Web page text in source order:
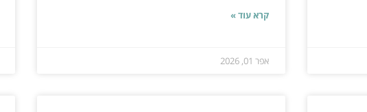
קרא עוד »
אפר 01, 2026